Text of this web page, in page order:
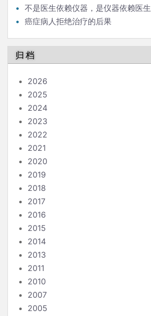
不是医生依赖仪器，是仪器依赖医生
癌症病人拒绝治疗的后果
归档
2026
2025
2024
2023
2022
2021
2020
2019
2018
2017
2016
2015
2014
2013
2011
2010
2007
2005